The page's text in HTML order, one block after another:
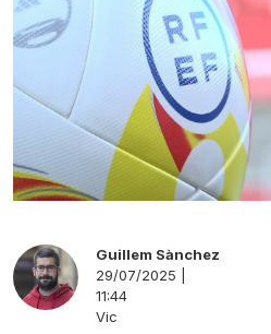
Guillem Sànchez
29/07/2025 |
11:44
Vic